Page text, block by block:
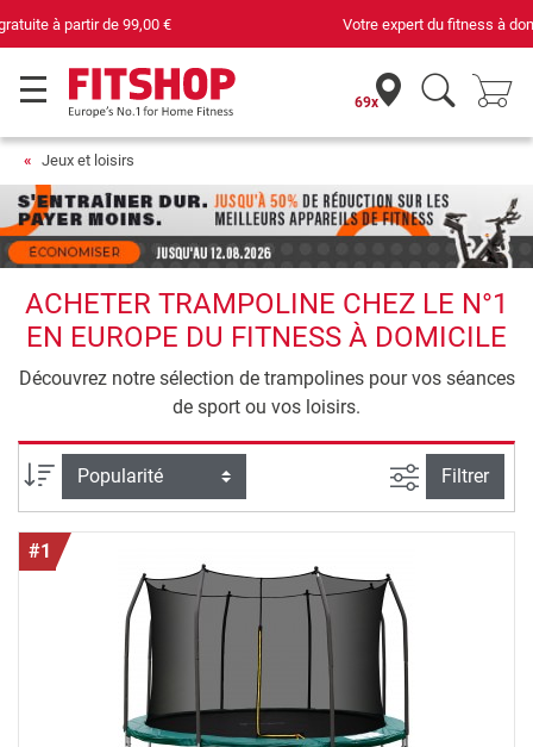
Votre expert du fitness à domicile depuis 42 ans
69x
Jeux et loisirs
ACHETER TRAMPOLINE CHEZ LE N°1
EN EUROPE DU FITNESS À DOMICILE
Découvrez notre sélection de trampolines pour vos séances
de sport ou vos loisirs.
Trier par Filtrer la
Filtrer
#1